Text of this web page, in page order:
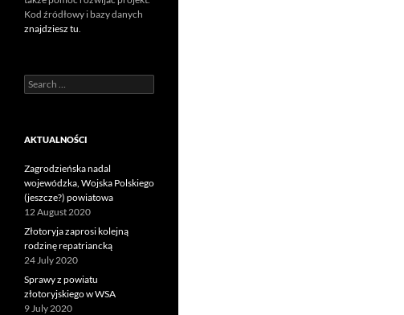
Kod źródłowy i bazy danych
znajdziesz tu.
Search
for:
AKTUALNOŚCI
Zagrodzieńska nadal
wojewódzka, Wojska Polskiego
(jeszcze?) powiatowa
12 August 2020
Złotoryja zaprosi kolejną
rodzinę repatriancką
24 July 2020
Sprawy z powiatu
złotoryjskiego w WSA
9 July 2020